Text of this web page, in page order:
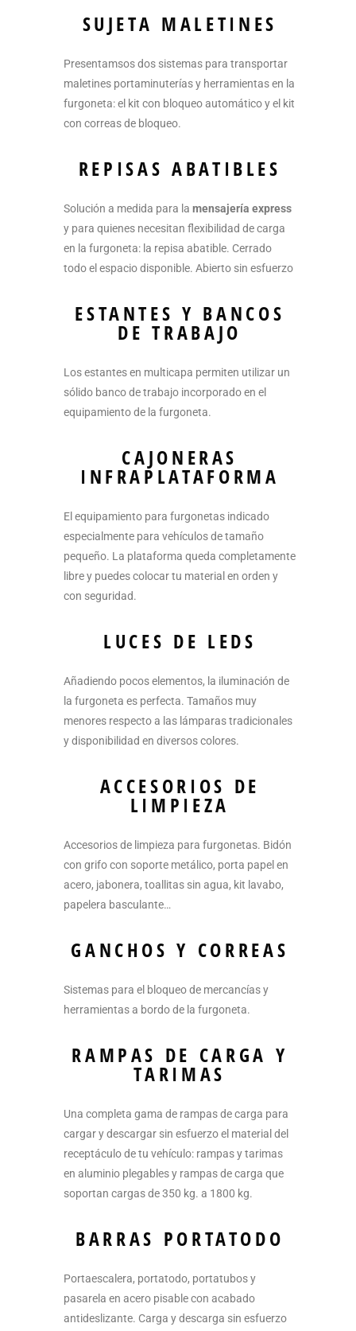
SUJETA MALETINES
Presentamsos dos sistemas para transportar
maletines portaminuterías y herramientas en la
furgoneta: el kit con bloqueo automático y el kit
con correas de bloqueo.
REPISAS ABATIBLES
Solución a medida para la mensajería express
y para quienes necesitan flexibilidad de carga
en la furgoneta: la repisa abatible. Cerrado
todo el espacio disponible. Abierto sin esfuerzo
ESTANTES Y BANCOS
DE TRABAJO
Los estantes en multicapa permiten utilizar un
sólido banco de trabajo incorporado en el
equipamiento de la furgoneta.
CAJONERAS
INFRAPLATAFORMA
El equipamiento para furgonetas indicado
especialmente para vehículos de tamaño
pequeño. La plataforma queda completamente
libre y puedes colocar tu material en orden y
con seguridad.
LUCES DE LEDS
Añadiendo pocos elementos, la iluminación de
la furgoneta es perfecta. Tamaños muy
menores respecto a las lámparas tradicionales
y disponibilidad en diversos colores.
ACCESORIOS DE
LIMPIEZA
Accesorios de limpieza para furgonetas. Bidón
con grifo con soporte metálico, porta papel en
acero, jabonera, toallitas sin agua, kit lavabo,
papelera basculante…
GANCHOS Y CORREAS
Sistemas para el bloqueo de mercancías y
herramientas a bordo de la furgoneta.
RAMPAS DE CARGA Y
TARIMAS
Una completa gama de rampas de carga para
cargar y descargar sin esfuerzo el material del
receptáculo de tu vehículo: rampas y tarimas
en aluminio plegables y rampas de carga que
soportan cargas de 350 kg. a 1800 kg.
BARRAS PORTATODO
Portaescalera, portatodo, portatubos y
pasarela en acero pisable con acabado
antideslizante. Carga y descarga sin esfuerzo